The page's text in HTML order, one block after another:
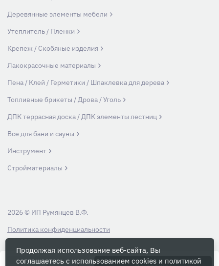
Деревянные элементы мебели
Утеплитель / Пленки
Крепеж / Скобяные изделия
Лакокрасочные материалы
Пена / Клей / Герметики / Шпаклевка для дерева
Топливные брикеты / Дрова / Уголь
ДПК террасная доска / ДПК элементы лестниц
Все для бани и сауны
Инструмент
Стройматериалы
Вся информация на данном сайте носит ознакомительный характер и ни
Политика конфиденциальности
2026 © ИП Румянцев В.Ф.
Продолжая использование веб-сайта, Вы
соглашаетесь с использованием cookies и политикой